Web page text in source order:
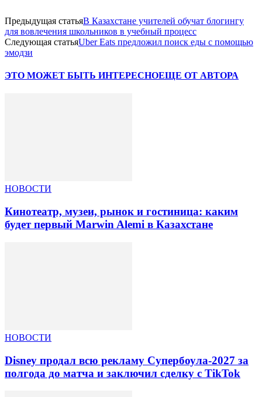
Предыдущая статьяВ Казахстане учителей обучат блогингу
для вовлечения школьников в учебный процесс
Следующая статьяUber Eats предложил поиск еды с помощью
эмодзи
ЭТО МОЖЕТ БЫТЬ ИНТЕРЕСНОЕЩЕ ОТ АВТОРА
НОВОСТИ
Кинотеатр, музеи, рынок и гостиница: каким
будет первый Marwin Alemi в Казахстане
НОВОСТИ
Disney продал всю рекламу Супербоула-2027 за
полгода до матча и заключил сделку с TikTok